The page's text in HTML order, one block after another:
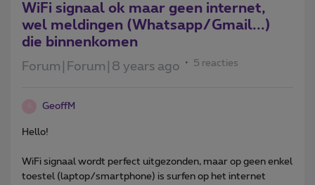
WiFi signaal ok maar geen internet,
wel meldingen (Whatsapp/Gmail...)
die binnenkomen
Forum|Forum|8 years ago 5 reacties
GeoffM
Hello!
WiFi signaal wordt perfect uitgezonden, maar op geen enkel
toestel (laptop/smartphone) is surfen op het internet